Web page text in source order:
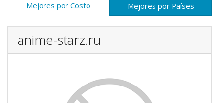
Mejores por Costo Mejores por Países
anime-starz.ru